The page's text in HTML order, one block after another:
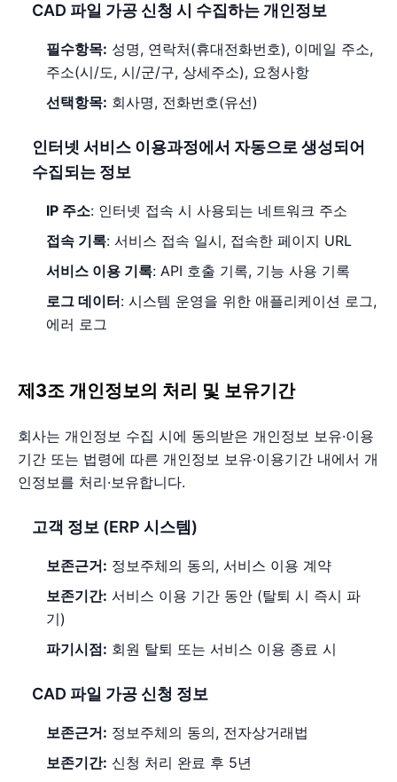
CAD 파일 가공 신청 시 수집하는 개인정보
필수항목: 성명, 연락처(휴대전화번호), 이메일 주소,
주소(시/도, 시/군/구, 상세주소), 요청사항
선택항목: 회사명, 전화번호(유선)
인터넷 서비스 이용과정에서 자동으로 생성되어
수집되는 정보
IP 주소: 인터넷 접속 시 사용되는 네트워크 주소
접속 기록: 서비스 접속 일시, 접속한 페이지 URL
서비스 이용 기록: API 호출 기록, 기능 사용 기록
로그 데이터: 시스템 운영을 위한 애플리케이션 로그,
에러 로그
제3조 개인정보의 처리 및 보유기간
회사는 개인정보 수집 시에 동의받은 개인정보 보유·이용
기간 또는 법령에 따른 개인정보 보유·이용기간 내에서 개
인정보를 처리·보유합니다.
고객 정보 (ERP 시스템)
보존근거: 정보주체의 동의, 서비스 이용 계약
보존기간: 서비스 이용 기간 동안 (탈퇴 시 즉시 파
기)
파기시점: 회원 탈퇴 또는 서비스 이용 종료 시
CAD 파일 가공 신청 정보
보존근거: 정보주체의 동의, 전자상거래법
보존기간: 신청 처리 완료 후 5년